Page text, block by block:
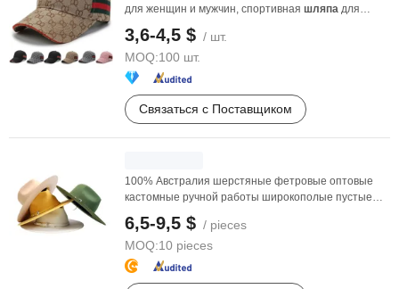
для женщин и мужчин, спортивная шляпа для
3,6-4,5 $ / шт.
MOQ:100 шт.
Связаться с Поставщиком
100% Австралия шерстяные фетровые оптовые
кастомные ручной работы широкополые пустые
формальные ...
6,5-9,5 $ / pieces
MOQ:10 pieces